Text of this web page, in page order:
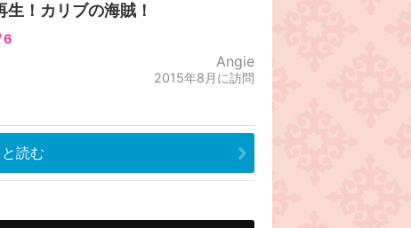
！カリブの海賊！
6
Angie
2015年8月に訪問
読む